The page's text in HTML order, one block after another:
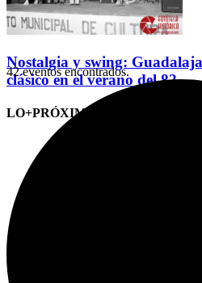
Nostalgia y swing:
clásico en el verano del 82
LO+PRÓXIMO (CITAS)
42 eventos encontrados.